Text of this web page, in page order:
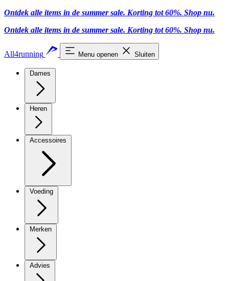
Ontdek alle items in de summer sale. Korting tot 60%. Shop nu.
Ontdek alle items in de summer sale. Korting tot 60%. Shop nu.
All4running Menu openen Sluiten
Dames
Heren
Accessoires
Voeding
Merken
Advies